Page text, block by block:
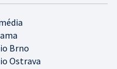
Brno
Ostrava